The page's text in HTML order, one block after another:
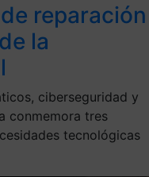
reparación
la
ciberseguridad y
conmemora tres
tecnológicas